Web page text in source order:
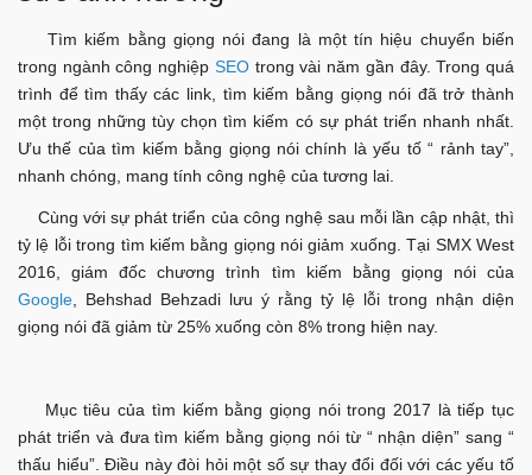
Tìm kiếm bằng giọng nói đang là một tín hiệu chuyển biến
trong ngành công nghiệp SEO trong vài năm gần đây. Trong quá
trình để tìm thấy các link, tìm kiếm bằng giọng nói đã trở thành
một trong những tùy chọn tìm kiếm có sự phát triển nhanh nhất.
Ưu thế của tìm kiếm bằng giọng nói chính là yếu tố “ rảnh tay”,
nhanh chóng, mang tính công nghệ của tương lai.
Cùng với sự phát triển của công nghệ sau mỗi lần cập nhật, thì
tỷ lệ lỗi trong tìm kiếm bằng giọng nói giảm xuống. Tại SMX West
2016, giám đốc chương trình tìm kiếm bằng giọng nói của
Google , Behshad Behzadi lưu ý rằng tỷ lệ lỗi trong nhận diện
giọng nói đã giảm từ 25% xuống còn 8% trong hiện nay.
Mục tiêu của tìm kiếm bằng giọng nói trong 2017 là tiếp tục
phát triển và đưa tìm kiếm bằng giọng nói từ “ nhận diện” sang “
thấu hiểu”. Điều này đòi hỏi một số sự thay đổi đối với các yếu tố